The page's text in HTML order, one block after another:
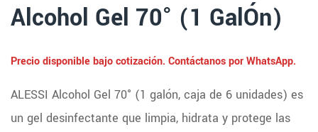
Alcohol Gel 70° (1 GalÓn)
Precio disponible bajo cotización. Contáctanos por WhatsApp.
ALESSI Alcohol Gel 70° (1 galón, caja de 6 unidades) es
un gel desinfectante que limpia, hidrata y protege las